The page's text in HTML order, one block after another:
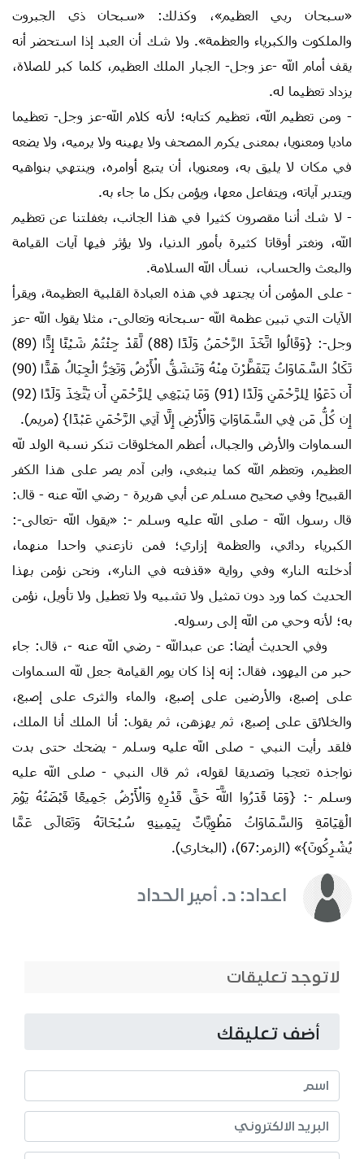
«سبحان ربي العظيم»، وكذلك: «سبحان ذي الجبروت
والملكوت والكبرياء والعظمة». ولا شك أن العبد إذا استحضر أنه
يقف أمام الله -عز وجل- الجبار الملك العظيم، كلما كبر للصلاة،
يزداد تعظيما له.
- ومن تعظيم الله، تعظيم كتابه؛ لأنه كلام الله-عز وجل- تعظيما
ماديا ومعنويا، بمعنى يكرم المصحف ولا يهينه ولا يرميه، ولا يضعه
في مكان لا يليق به، ومعنويا، أن يتبع أوامره، وينتهي بنواهيه
ويتدبر آياته، ويتفاعل معها، ويؤمن بكل ما جاء به.
- لا شك أننا مقصرون كثيرا في هذا الجانب، بغفلتنا عن تعظيم
الله، ونغتر أوقاتا كثيرة بأمور الدنيا، ولا يؤثر فيها آيات القيامة
والبعث والحساب، نسأل الله السلامة.
- على المؤمن أن يجتهد في هذه العبادة القلبية العظيمة، ويقرأ
الآيات التي تبين عظمة الله -سبحانه وتعالى-، مثلا يقول الله -عز
وجل-: {وَقَالُوا اتَّخَذَ الرَّحْمَنُ وَلَدًا (88) لَّقَدْ جِئْتُمْ شَيْئًا إِدًّا (89)
تَكَادُ السَّمَاوَاتُ يَتَفَطَّرْنَ مِنْهُ وَتَنشَقُّ الْأَرْضُ وَتَخِرُّ الْجِبَالُ هَدًّا (90)
أَن دَعَوْا لِلرَّحْمَنِ وَلَدًا (91) وَمَا يَنبَغِي لِلرَّحْمَنِ أَن يَتَّخِذَ وَلَدًا (92)
إِن كُلُّ مَن فِي السَّمَاوَاتِ وَالْأَرْضِ إِلَّا آتِي الرَّحْمَنِ عَبْدًا} (مريم).
السماوات والأرض والجبال، أعظم المخلوقات تنكر نسبة الولد لله
العظيم، وتعظم الله كما ينبغي، وابن آدم يصر على هذا الكفر
القبيح! وفي صحيح مسلم عن أبي هريرة - رضي الله عنه - قال:
قال رسول الله - صلى الله عليه وسلم -: «يقول الله -تعالى-:
الكبرياء ردائي، والعظمة إزاري؛ فمن نازعني واحدا منهما،
أدخلته النار» وفي رواية «قذفته في النار»، ونحن نؤمن بهذا
الحديث كما ورد دون تمثيل ولا تشبيه ولا تعطيل ولا تأويل، نؤمن
به؛ لأنه وحي من الله إلى رسوله.
وفي الحديث أيضا: عن عبدالله - رضي الله عنه -، قال: جاء
حبر من اليهود، فقال: إنه إذا كان يوم القيامة جعل لله السماوات
على إصبع، والأرضين على إصبع، والماء والثرى على إصبع،
والخلائق على إصبع، ثم يهزهن، ثم يقول: أنا الملك أنا الملك،
فلقد رأيت النبي - صلى الله عليه وسلم - يضحك حتى بدت
نواجذه تعجبا وتصديقا لقوله، ثم قال النبي - صلى الله عليه
وسلم -: {وَمَا قَدَرُوا اللَّهَ حَقَّ قَدْرِهِ وَالْأَرْضُ جَمِيعًا قَبْضَتُهُ يَوْمَ
الْقِيَامَةِ وَالسَّمَاوَاتُ مَطْوِيَّاتٌ بِيَمِينِهِ سُبْحَانَهُ وَتَعَالَى عَمَّا
يُشْرِكُونَ}» (الزمر:67)، (البخاري).
اعداد: د. أمير الحداد
لاتوجد تعليقات
أضف تعليقك